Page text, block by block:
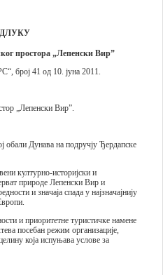
простора „Лепенски Вир”
број 41 од 10. јуна 2011.
„Лепенски Вир”.
обали Дунава на подручју Ђердапске
културно-историјски и
природе Лепенски Вир и
и значаја спада у најзначајнију
и приоритетне туристичке намене
посебан режим организације,
која испуњава услове за